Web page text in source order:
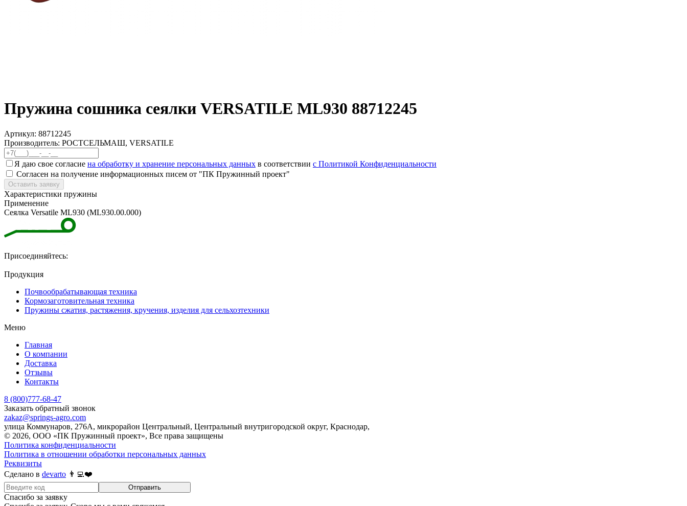
Пружина сошника сеялки VERSATILE ML930 88712245
Артикул: 88712245
Производитель: РОСТСЕЛЬМАШ, VERSATILE
Я даю свое согласие на обработку и хранение персональных данных в соответствии с Политикой Конфиденциальности
Согласен на получение информационных писем от "ПК Пружинный проект"
Оставить заявку
Характеристики пружины
Применение
Сеялка Versatile ML930 (ML930.00.000)
Присоединяйтесь:
Продукция
Почвообрабатывающая техника
Кормозаготовительная техника
Пружины сжатия, растяжения, кручения, изделия для сельхозтехники
Меню
Главная
О компании
Доставка
Отзывы
Контакты
8 (800)777-68-47
Заказать обратный звонок
zakaz@springs-agro.com
улица Коммунаров, 276А, микрорайон Центральный, Центральный внутригородской округ, Краснодар,
© 2026, ООО «ПК Пружинный проект», Все права защищены
Политика конфиденциальности
Политика в отношении обработки персональных данных
Реквизиты
Сделано в devarto 👨‍💻❤️
Отправить
Спасибо за заявку